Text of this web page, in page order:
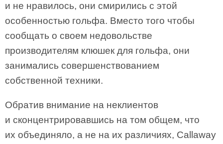
и не нравилось, они смирились с этой
особенностью гольфа. Вместо того чтобы
сообщать о своем недовольстве
производителям клюшек для гольфа, они
занимались совершенствованием
собственной техники.
Обратив внимание на неклиентов
и сконцентрировавшись на том общем, что
их объединяло, а не на их различиях, Callaway